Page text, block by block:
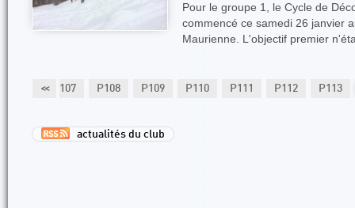
Pour le groupe 1, le Cycle de
commencé ce samedi 26 janvier
Maurienne. L'objectif premier
<< P107 P108 P109 P110 P111 P112 P113
actualités du club